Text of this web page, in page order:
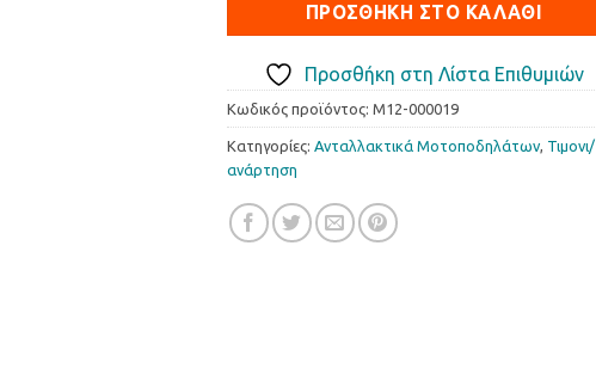
ΠΡΟΣΘΉΚΗ ΣΤΟ ΚΑΛΆΘΙ
Προσθήκη στη Λίστα Επιθυμιών
Κωδικός προϊόντος: M12-000019
Κατηγορίες: Ανταλλακτικά Μοτοποδηλάτων, Τιµονι/
ανάρτηση